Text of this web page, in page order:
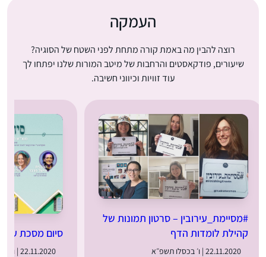
העמקה
רוצה להבין מה באמת קורה מתחת לפני השטח של הסוגיה?
שיעורים, פודקאסטים והרחבות של מיטב המורות שלנו יפתחו לך
עוד זוויות וכיווני חשיבה.
#מסיימת_עירובין – סרטון תמונות של
קהילת לומדות הדף
22.11.2020 | ו׳ בכסלו תשפ״א
סיום מסכת
22.11.2020 | ו׳ בכסלו תשפ״א